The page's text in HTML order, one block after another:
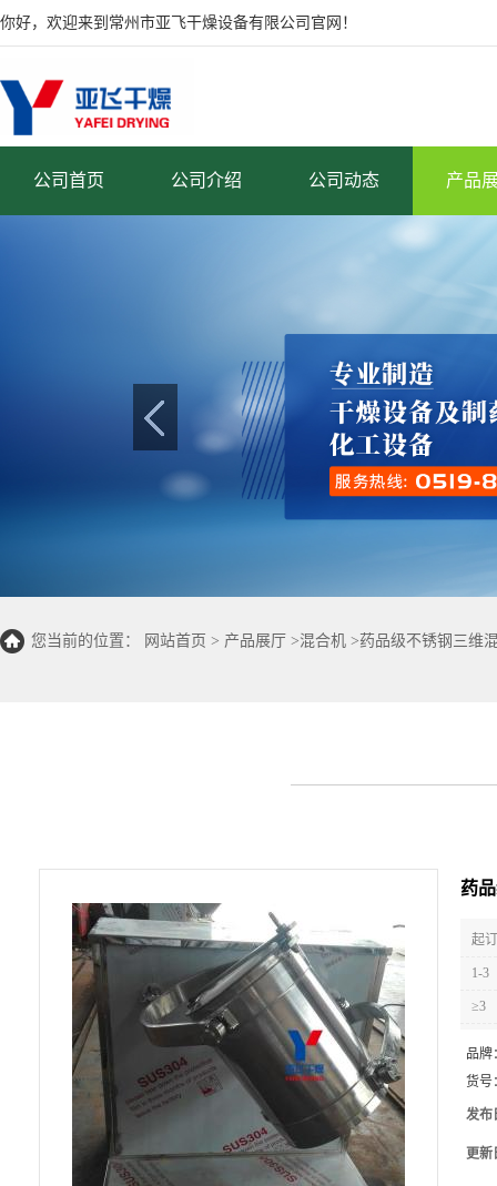
你好，欢迎来到常州市亚飞干燥设备有限公司官网！
公司首页 公司介绍 公司动态 产品
您当前的位置： 网站首页 > 产品展厅 >混合机 >药品级不锈钢三维
药
起
1-3
≥3
品牌
货号
发布
更新